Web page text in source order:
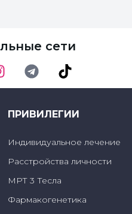
сети
ПРИВИЛЕГИИ
Индивидуальное лечение
Расстройства личности
МРТ 3 Тесла
Фармакогенетика